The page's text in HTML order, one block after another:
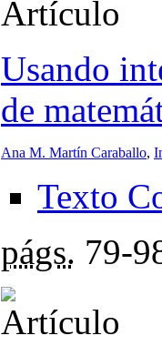
Usando
de
Ana M. Martín Caraballo,
Texto
págs. 79-